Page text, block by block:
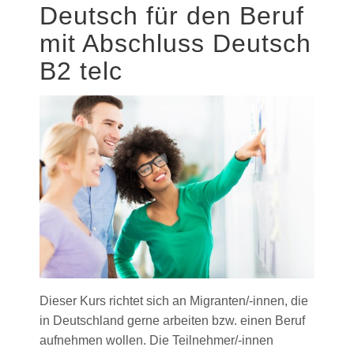
Deutsch für den Beruf
mit Abschluss Deutsch
B2 telc
Dieser Kurs richtet sich an Migranten/-innen, die
in Deutschland gerne arbeiten bzw. einen Beruf
aufnehmen wollen. Die Teilnehmer/-innen